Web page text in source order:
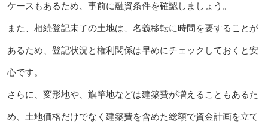
ケースもあるため、事前に融資条件を確認しましょう。
また、相続登記未了の土地は、名義移転に時間を要することが
あるため、登記状況と権利関係は早めにチェックしておくと安
心です。
さらに、変形地や、旗竿地などは建築費が増えることもあるた
め、土地価格だけでなく建築費を含めた総額で資金計画を立て